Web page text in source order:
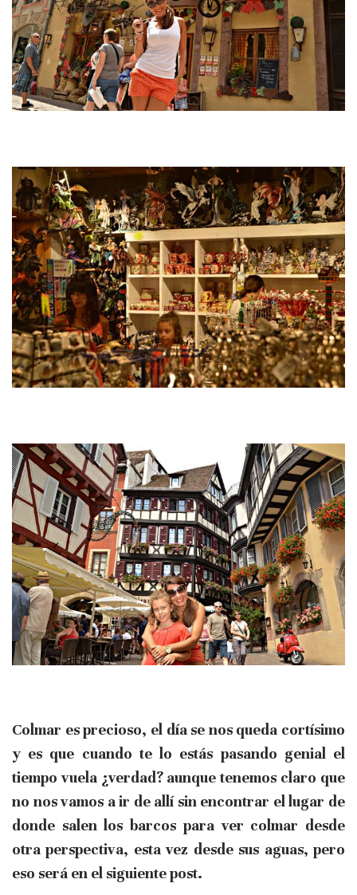
Colmar es precioso, el día se nos queda cortísimo
y es que cuando te lo estás pasando genial el
tiempo vuela ¿verdad? aunque tenemos claro que
no nos vamos a ir de allí sin encontrar el lugar de
donde salen los barcos paraver colmar desde
otra perspectiva, esta vez desde sus aguas, pero
eso será en el siguiente post.